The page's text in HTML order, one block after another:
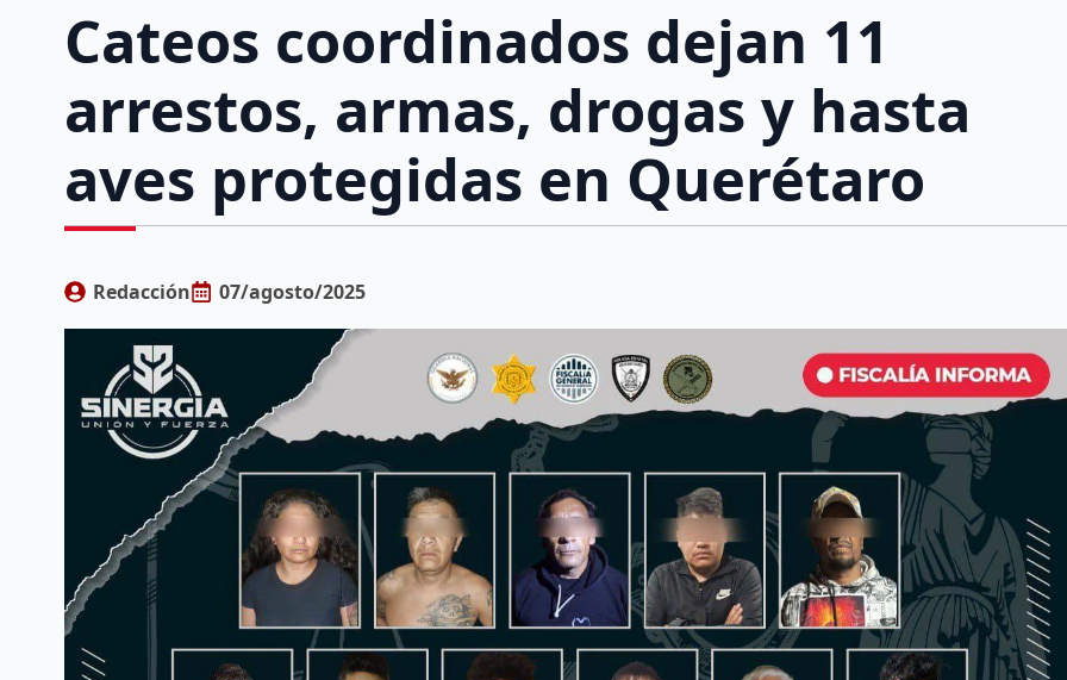
Cateos coordinados dejan 11
arrestos, armas, drogas y hasta
aves protegidas en Querétaro
Redacción 07/agosto/2025